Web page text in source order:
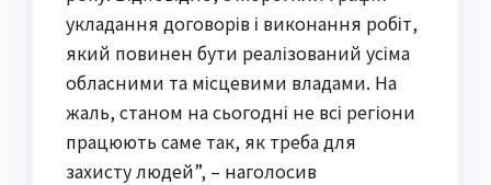
укладання договорів і виконання робіт,
який повинен бути реалізований усіма
обласними та місцевими владами. На
жаль, станом на сьогодні не всі регіони
працюють саме так, як треба для
захисту людей”, – наголосив